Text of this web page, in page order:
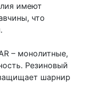
имеют
что
– монолитные,
Резиновый
шарнир